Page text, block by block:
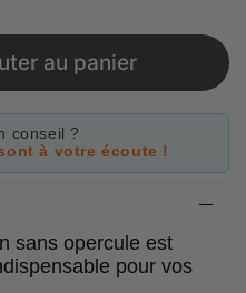
au panier
conseil ?
à votre écoute !
sans opercule est
pour vos